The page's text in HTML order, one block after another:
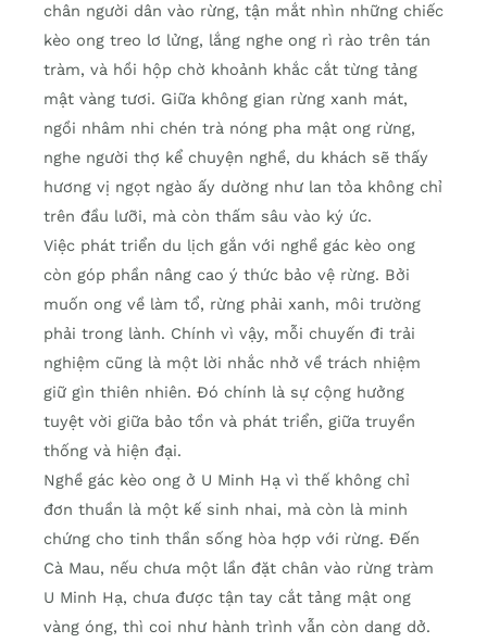
chân người dân vào rừng, tận mắt nhìn những chiếc
kèo ong treo lơ lửng, lắng nghe ong rì rào trên tán
tràm, và hồi hộp chờ khoảnh khắc cắt từng tảng
mật vàng tươi. Giữa không gian rừng xanh mát,
ngồi nhâm nhi chén trà nóng pha mật ong rừng,
nghe người thợ kể chuyện nghề, du khách sẽ thấy
hương vị ngọt ngào ấy dường như lan tỏa không chỉ
trên đầu lưỡi, mà còn thấm sâu vào ký ức.
Việc phát triển du lịch gắn với nghề gác kèo ong
còn góp phần nâng cao ý thức bảo vệ rừng. Bởi
muốn ong về làm tổ, rừng phải xanh, môi trường
phải trong lành. Chính vì vậy, mỗi chuyến đi trải
nghiệm cũng là một lời nhắc nhở về trách nhiệm
giữ gìn thiên nhiên. Đó chính là sự cộng hưởng
tuyệt vời giữa bảo tồn và phát triển, giữa truyền
thống và hiện đại.
Nghề gác kèo ong ở U Minh Hạ vì thế không chỉ
đơn thuần là một kế sinh nhai, mà còn là minh
chứng cho tinh thần sống hòa hợp với rừng. Đến
Cà Mau, nếu chưa một lần đặt chân vào rừng tràm
U Minh Hạ, chưa được tận tay cắt tảng mật ong
vàng óng, thì coi như hành trình vẫn còn dang dở.